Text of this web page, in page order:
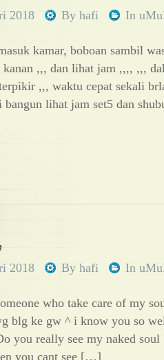
2018 By hafi In
kamar, boboan sambil
,,, dan lihat jam ,,,, ,,,
,,, waktu cepat sekali
bangun lihat jam set5 dan
2018 By hafi In
who take care of my
blg ke gw ^ i know you so
you really see my naked
you cant see […]